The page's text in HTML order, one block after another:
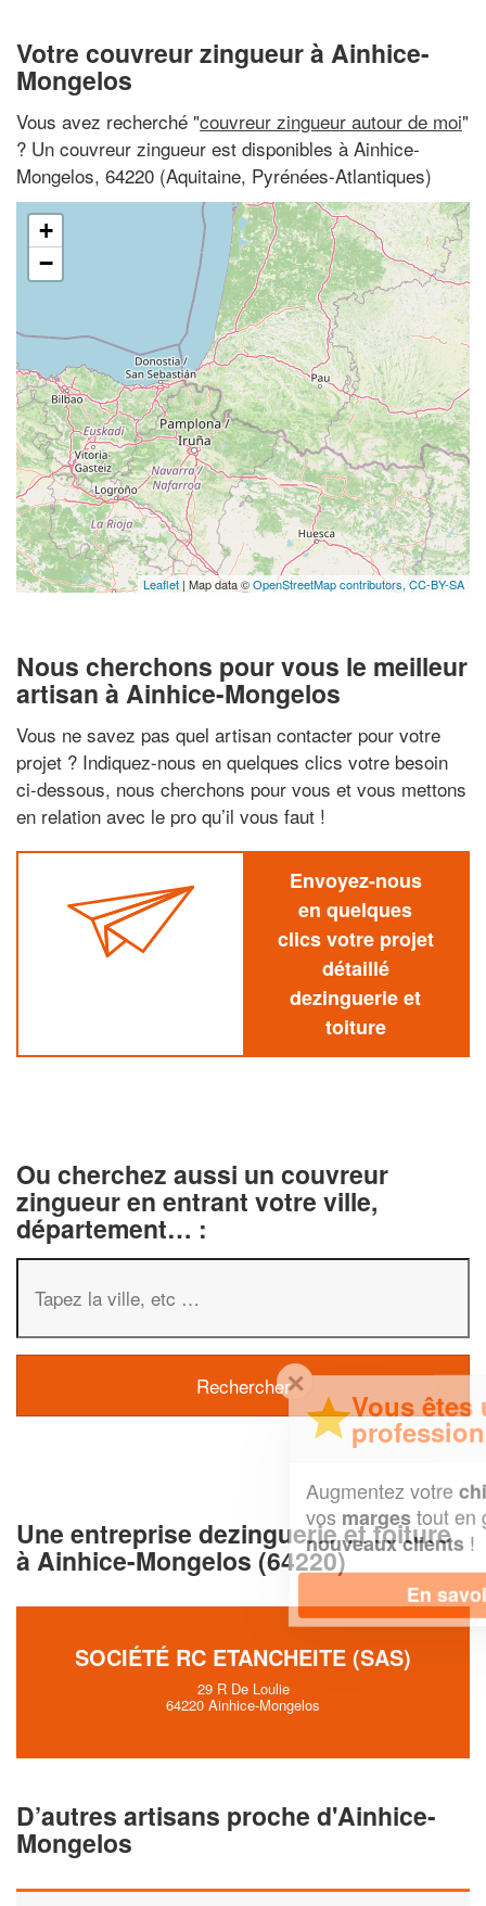
Votre couvreur zingueur à Ainhice-
Mongelos
Vous avez recherché "couvreur zingueur autour de moi"
? Un couvreur zingueur est disponibles à Ainhice-
Mongelos, 64220 (Aquitaine, Pyrénées-Atlantiques)
+
−
Leaflet | Map data ©OpenStreetMap contributors, CC-BY-SA
Nous cherchons pour vous le meilleur
artisan à Ainhice-Mongelos
Vous ne savez pas quel artisan contacter pour votre
projet ? Indiquez-nous en quelques clics votre besoin
ci-dessous, nous cherchons pour vous et vous mettons
en relation avec le pro qu’il vous faut !
Envoyez-nous
en quelques
clics votre projet
détaillé
dezinguerie et
toiture
Ou cherchez aussi un couvreur
zingueur en entrant votre ville,
département… :
Une entreprise dezinguerie et toiture
à Ainhice-Mongelos (64220)
SOCIÉTÉ RC ETANCHEITE (SAS)
29 R De Loulie
64220 Ainhice-Mongelos
D’autres artisans proche d'Ainhice-
Mongelos
Vous êtes un
professionnel ?
chiffre d'affaireset
tout en gagnant de
nouveaux clients!